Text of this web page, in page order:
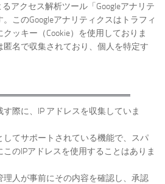
アクセス解析ツール「Googleアナリテ
このGoogleアナリティクスはトラフィ
ッキー（Cookie）を使用しておりま
名で収集されており、個人を特定す
際に、IP アドレスを収集していま
してサポートされている機能で、スパ
のIPアドレスを使用することはありま
人が事前にその内容を確認し、承認